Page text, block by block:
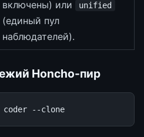
включены) или
unified
(единый пул
наблюдателей).
Honcho-пир
coder